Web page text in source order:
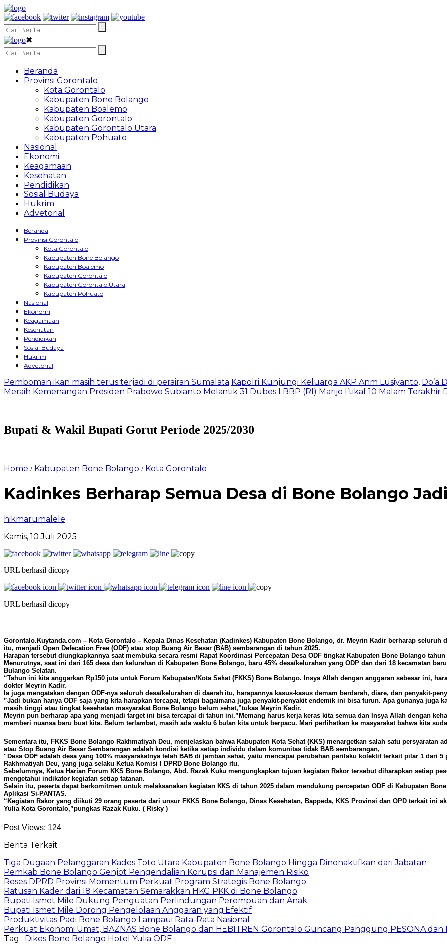
✖
Beranda
Provinsi Gorontalo
Kota Gorontalo
Kabupaten Bone Bolango
Kabupaten Boalemo
Kabupaten Gorontalo
Kabupaten Gorontalo Utara
Kabupaten Pohuato
Nasional
Ekonomi
Keagamaan
Kesehatan
Pendidikan
Sosial Budaya
Hukrim
Advetorial
Beranda
Provinsi Gorontalo
Kota Gorontalo
Kabupaten Bone Bolango
Kabupaten Boalemo
Kabupaten Gorontalo
Kabupaten Gorontalo Utara
Kabupaten Pohuato
Nasional
Ekonomi
Keagamaan
Kesehatan
Pendidikan
Sosial Budaya
Hukrim
Advetorial
Pemboman ikan masih terus terjadi di perairan Sumalata Kapolri Kunjungi Keluarga AKP Anm Lusiyanto, Do’a
Meraih Kemenangan Presiden Prabowo Subianto Melantik 31 Dubes LBBP (RI) Marijo I’tikaf 10 Malam
Bupati & Wakil Bupati Gorut Periode 2025/2030
Home / Kabupaten Bone Bolango / Kota Gorontalo
Kadinkes Berharap Semua Desa di Bone Bolango
hikmarumalele
Kamis, 10 Juli 2025
URL berhasil dicopy
URL berhasil dicopy
Gorontalo.Kuytanda.com – Kota Gorontalo – Kepala Dinas Kesehatan (Kadinkes) Kabupaten Bone Bolango, dr. Meyrin Kadir berharap seluruh
itu, menjadi Open Defecation Free (ODF) atau stop Buang Air Besar (BAB) sembarangan di tahun 2025.
Harapan tersebut diungkapkannya saat membuka secara resmi Rapat Koordinasi Percepatan Desa ODF tingkat Kabupaten Bone Bolango
Menurutnya, saat ini dari 165 desa dan kelurahan di Kabupaten Bone Bolango, baru 45% desa/kelurahan yang ODP dan dari 18 kecamatan
Bulango Selatan.
“Tahun ini kita anggarkan Rp150 juta untuk Forum Kabupaten/Kota Sehat (FKKS) Bone Bolango. Insya Allah dengan anggaran sebesar ini,
dokter Meyrin Kadir.
Ia juga mengatakan dengan ODF-nya seluruh desa/kelurahan di daerah itu, harapannya kasus-kasus demam berdarah, diare, dan penyakit-
”Jadi bukan hanya ODF saja yang kita harapkan tercapai, tetapi bagaimana juga penyakit-penyakit endemik ini bisa turun. Apa gunanya juga
masih tinggi atau tingkat kesehatan masyarakat Bone Bolango belum sehat,”tukas Meyrin Kadir.
Meyrin pun berharap apa yang menjadi target ini bisa tercapai di tahun ini.”Memang harus kerja keras kita semua dan Insya Allah dengan
memberi nuansa baru buat kita. Belum terlambat, masih ada waktu 6 bulan kita untuk berpacu. Mari perlihatkan ke masyarakat bahwa kita
Sementara itu, FKKS Bone Bolango Rakhmatiyah Deu, menjelaskan bahwa Kabupaten Kota Sehat (KKS) menargetkan salah satu persyaratan
atau Stop Buang Air Besar Sembarangan adalah kondisi ketika setiap individu dalam komunitas tidak BAB sembarangan,
“Desa ODF adalah desa yang 100% masyarakatnya telah BAB di jamban sehat, yaitu mencapai perubahan perilaku kolektif terkait pilar 1 dari
Rakhmatiyah Deu, yang juga selaku Ketua Komisi I DPRD Bone Bolango itu.
Sebelumnya, Ketua Harian Forum KKS Bone Bolango, Abd. Razak Kuku mengungkapkan tujuan kegiatan Rakor tersebut diharapkan setiap
mengetahui indikator kegiatan setiap tatanan.
Selain itu, peserta dapat berkomitmen untuk melaksanakan kegiatan KKS di tahun 2025 dalam mendukung percepatan ODF di Kabupaten
Aplikasi Si-PANTAS.
“Kegiatan Rakor yang diikuti 29 orang peserta dari unsur FKKS Bone Bolango, Dinas Kesehatan, Bappeda, KKS Provinsi dan OPD terkait ini
Yulia Kota Gorontalo,”pungkas Razak Kuku. ( Risky )
Post Views: 124
Berita Terkait
Tiga Dugaan Pelanggaran Kades Toto Utara Kabupaten Bone Bolango Hingga Dinonaktifkan dari Jabatan
Pemkab Bone Bolango Genjot Pengendalian Korupsi dan Manajemen Risiko
Reses DPRD Provinsi Momentum Perkuat Program Strategis Bone Bolango
Ratusan Kader dari 18 Kecamatan Semarakkan HKG PKK di Bone Bolango
Bupati Ismet Mile Dukung Penguatan Perlindungan Perempuan dan Anak
Bupati Ismet Mile Dorong Pengelolaan Anggaran yang Efektif
Produktivitas Padi Bone Bolango Lampaui Rata-Rata Nasional
Perkuat Ekonomi Umat, BAZNAS Bone Bolango dan HEBITREN Gorontalo Guncang Panggung PESONA dan
Tag : Dikes Bone Bolango Hotel Yulia ODF